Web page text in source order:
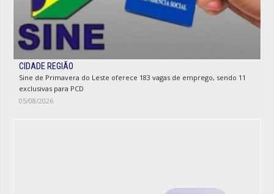
CIDADE REGIÃO
Sine de Primavera do Leste oferece 183 vagas de emprego, sendo 11
exclusivas para PCD
05/08/2026